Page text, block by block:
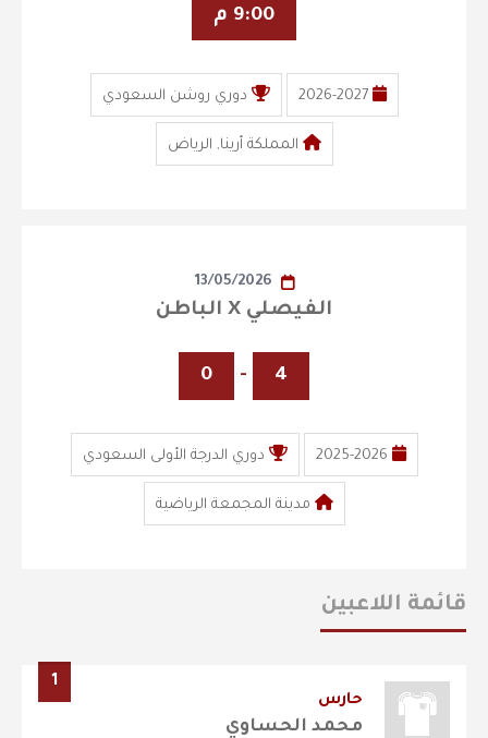
9:00 م
2026-2027 دوري روشن السعودي
المملكة أرينا, الرياض
13/05/2026
الفيصلي X الباطن
4
-
0
2025-2026 دوري الدرجة الأولى السعودي
مدينة المجمعة الرياضية
قائمة اللاعبين
1
حارس
محمد الحساوي